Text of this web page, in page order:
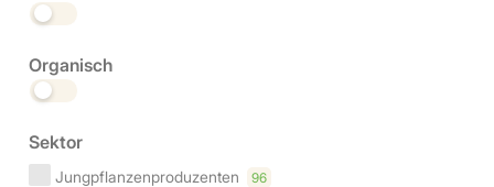
Organisch
Sektor
Jungpflanzenproduzenten 96